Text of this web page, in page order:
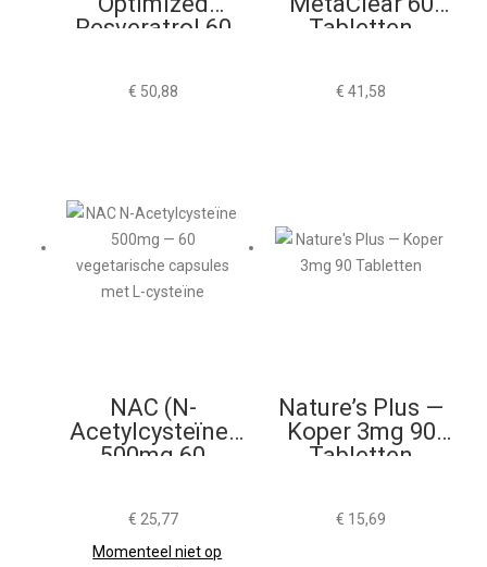
Resveratrol 60
€ 50,88
Tabletten
€ 41,58
NAC (N-
Acetylcysteïne)
500mg 60
€ 25,77
Momenteel niet op
Nature’s Plus —
Koper 3mg 90
Tabletten
€ 15,69